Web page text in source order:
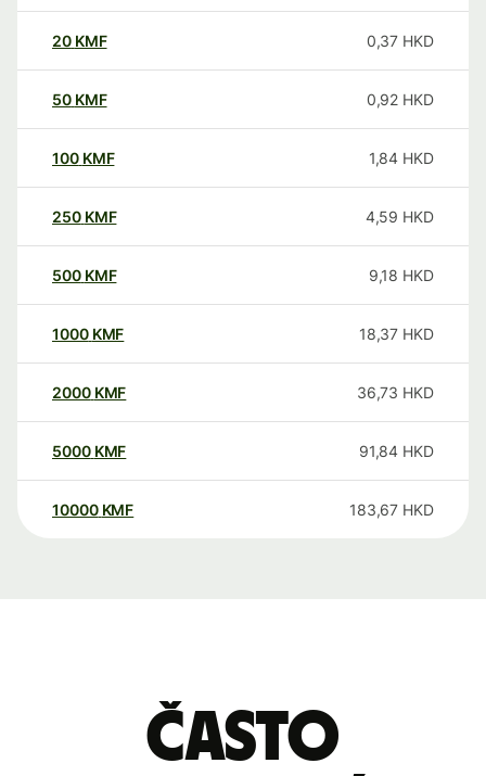
20 KMF 0,37 HKD
50 KMF 0,92 HKD
100 KMF 1,84 HKD
250 KMF 4,59 HKD
500 KMF 9,18 HKD
1000 KMF 18,37 HKD
2000 KMF 36,73 HKD
5000 KMF 91,84 HKD
10000 KMF 183,67 HKD
Často